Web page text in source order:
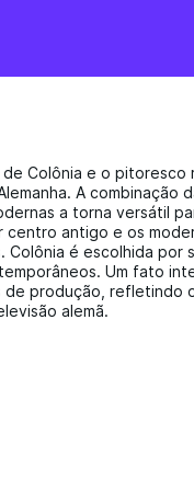
Colônia e o
A combinação
a torna versátil
centro antigo e os
é escolhida por
Um fato
de produção, refletindo
alemã.